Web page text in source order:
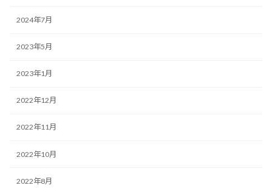
2024年7月
2023年5月
2023年1月
2022年12月
2022年11月
2022年10月
2022年8月